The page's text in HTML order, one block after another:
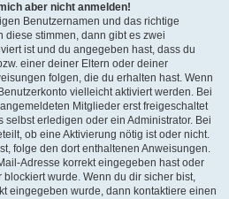
aber nicht anmelden!
Benutzernamen und das richtige
diese stimmen, dann gibt es zwei
ist und du angegeben hast, dass du
einer deiner Eltern oder deiner
folgen, die du erhalten hast. Wenn
vielleicht aktiviert werden. Bei
Mitglieder erst freigeschaltet
erledigen oder ein Administrator. Bei
ob eine Aktivierung nötig ist oder nicht.
folge den dort enthaltenen Anweisungen.
Adresse korrekt eingegeben hast oder
wurde. Wenn du dir sicher bist,
eingegeben wurde, dann kontaktiere einen